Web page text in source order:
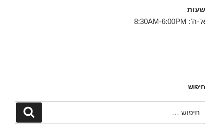
שעות
א'-ה': 8:30AM-6:00PM
חיפוש
חיפוש